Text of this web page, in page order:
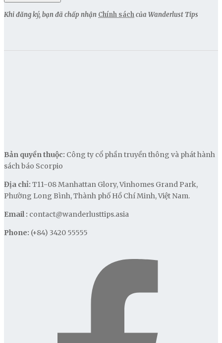
Khi đăng ký, bạn đã chấp nhận Chính sáchcủa Wanderlust Tips
Bản quyền thuộc: Công ty cổ phần truyền thông và phát hành
sách báo Scorpio
Địa chỉ: T11-08 Manhattan Glory, Vinhomes Grand Park,
Phường Long Bình, Thành phố Hồ Chí Minh, Việt Nam.
Email : contact@wanderlusttips.asia
Phone: (+84) 3420 55555